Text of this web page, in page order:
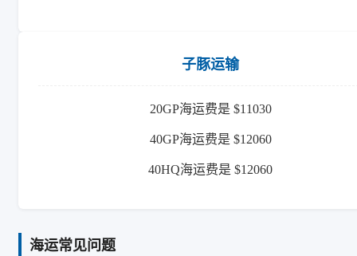
子豚运输
20GP海运费是 $11030
40GP海运费是 $12060
40HQ海运费是 $12060
海运常见问题